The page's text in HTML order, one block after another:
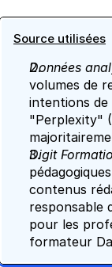
Source utilisées
Données
volumes de
intentions de
"Perplexity"
Digit
contenus
responsable
pour les
formateur